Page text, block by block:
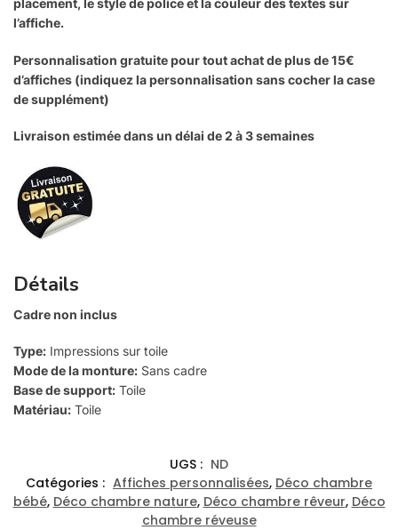
placement, le style de police et la couleur des textes sur
l’affiche.
Personnalisation gratuite pour tout achat de plus de 15€
d’affiches (indiquez la personnalisation sans cocher la case
de supplément)
Livraison estimée dans un délai de 2 à 3 semaines
Détails
Cadre non inclus
Type: Impressions sur toile
Mode de la monture: Sans cadre
Base de support: Toile
Matériau: Toile
UGS : ND
Catégories : Affiches personnalisées, Déco chambre
bébé, Déco chambre nature, Déco chambre rêveur, Déco
chambre réveuse